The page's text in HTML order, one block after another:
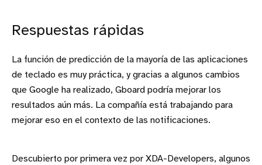
Respuestas rápidas
La función de predicción de la mayoría de las aplicaciones
de teclado es muy práctica, y gracias a algunos cambios
que Google ha realizado, Gboard podría mejorar los
resultados aún más. La compañía está trabajando para
mejorar eso en el contexto de las notificaciones.
Descubierto por primera vez por XDA-Developers, algunos